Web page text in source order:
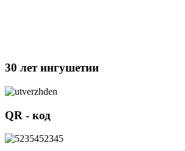
30 лет ингушетии
QR - код